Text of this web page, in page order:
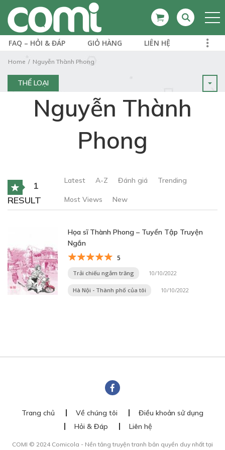
FAQ – HỎI & ĐÁP GIỎ HÀNG LIÊN HỆ
Home Nguyễn Thành Phong
THỂ LOẠI
Nguyễn Thành
Phong
1
RESULT
Latest A-Z Đánh giá Trending
Most Views New
Họa sĩ Thành Phong – Tuyển Tập Truyện
Ngắn
5
Trải chiếu ngắm trăng 10/10/2022
Hà Nội - Thành phố của tôi 10/10/2022
Trang chủ Về chúng tôi
Điều khoản sử dụng
Hỏi & Đáp
Liên hệ
COMI © 2024 Comicola - Nền tảng truyện tranh bản quyền duy nhất tại